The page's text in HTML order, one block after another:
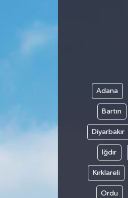
Adana
Bartın
Diyarbakır
Iğdır
Kırklareli
Ordu